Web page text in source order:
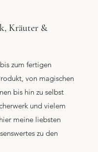
Kräuter &
zum fertigen
von magischen
bis hin zu selbst
und vielem
meine liebsten
zu den